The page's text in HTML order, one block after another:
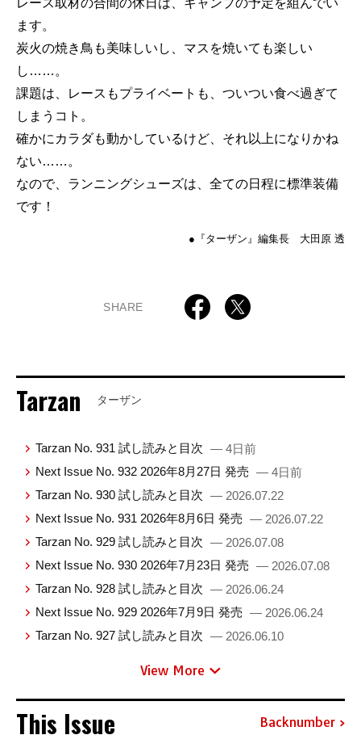
レース取材の合間の休日は、キャンプの予定を組んでい
ます。
炭火の焼き鳥も美味しいし、マスを焼いても楽しい
し……。
課題は、レースもプライベートも、ついつい食べ過ぎて
しまうコト。
確かにカラダも動かしているけど、それ以上になりかね
ない……。
なので、ランニングシューズは、全ての日程に標準装備
です！
●『ターザン』編集長 大田原 透
SHARE
Tarzan ターザン
Tarzan No. 931 試し読みと目次 — 4日前
Next Issue No. 932 2026年8月27日 発売 — 4日前
Tarzan No. 930 試し読みと目次 — 2026.07.22
Next Issue No. 931 2026年8月6日 発売 — 2026.07.22
Tarzan No. 929 試し読みと目次 — 2026.07.08
Next Issue No. 930 2026年7月23日 発売 — 2026.07.08
Tarzan No. 928 試し読みと目次 — 2026.06.24
Next Issue No. 929 2026年7月9日 発売 — 2026.06.24
Tarzan No. 927 試し読みと目次 — 2026.06.10
View More
This Issue Backnumber